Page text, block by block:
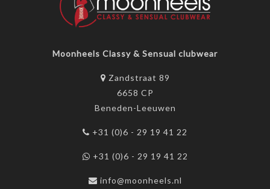
Moonheels Classy & Sensual clubwear
Zandstraat 89
6658 CP
Beneden-Leeuwen
+31 (0)6 - 29 19 41 22
+31 (0)6 - 29 19 41 22
info@moonheels.nl